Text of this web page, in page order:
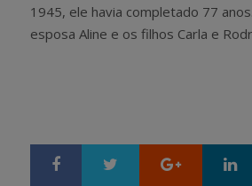
1945, ele havia completado 77
esposa Aline e os filhos Carla e
Google+